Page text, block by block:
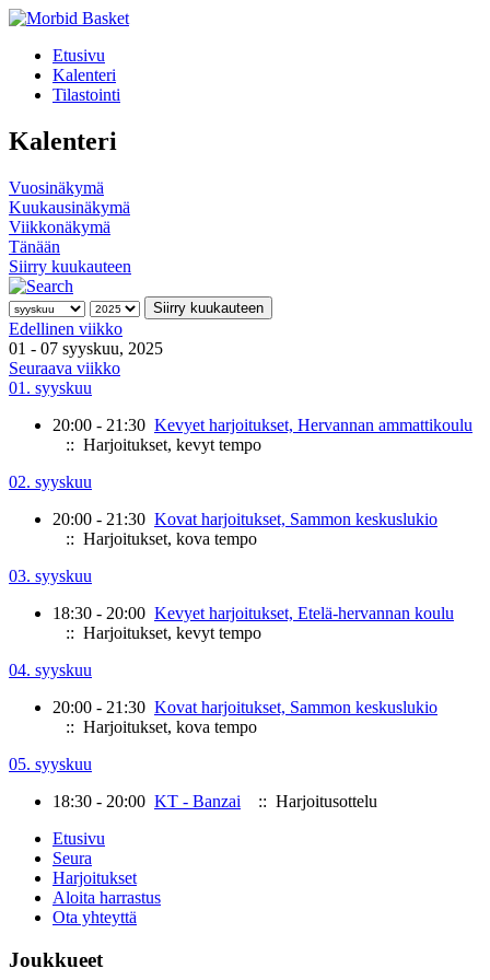
Etusivu
Kalenteri
Tilastointi
Kalenteri
Vuosinäkymä
Kuukausinäkymä
Viikkonäkymä
Tänään
Siirry kuukauteen
Siirry kuukauteen
Edellinen viikko
01 - 07 syyskuu, 2025
Seuraava viikko
01. syyskuu
20:00 - 21:30 Kevyet harjoitukset, Hervannan ammattikoulu
:: Harjoitukset, kevyt tempo
02. syyskuu
20:00 - 21:30 Kovat harjoitukset, Sammon keskuslukio
:: Harjoitukset, kova tempo
03. syyskuu
18:30 - 20:00 Kevyet harjoitukset, Etelä-hervannan koulu
:: Harjoitukset, kevyt tempo
04. syyskuu
20:00 - 21:30 Kovat harjoitukset, Sammon keskuslukio
:: Harjoitukset, kova tempo
05. syyskuu
18:30 - 20:00 KT - Banzai
:: Harjoitusottelu
Etusivu
Seura
Harjoitukset
Aloita harrastus
Ota yhteyttä
Joukkueet